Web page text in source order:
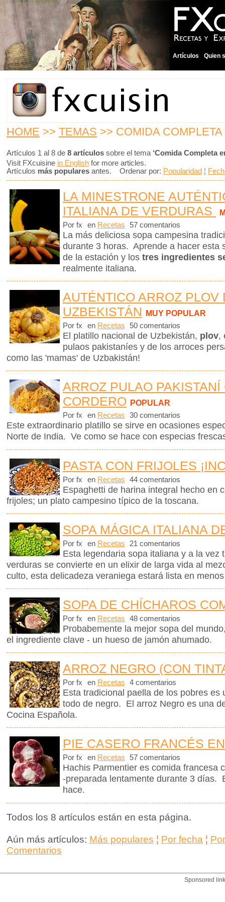
Artículos Quien
HOME >> TEMAS >> COMIDA
Artículos 1 al 8 de 8 artículos sobre el tema ‘Comida Completa
Visit FXcuisine in English for more articles.
Artículos más populares antes. Ordenar por: Popularidad ¦
LA MINESTRONE
ITALIANA DE VERDURAS
Por fx en Recetas 57 comentarios
La más deliciosa sopa campesina
durante 3 horas. Aprende a hacer esta
de la estación y los tres ingredientes
realmente italiana.
AUTÉNTICO ARROZ PLOV
UZBEKISTÁN MUY POPULAR
Por fx en Recetas 50 comentarios
El platillo nacional de Uzbekistán, plov,
pulaos pakistaníes y de los arroces
como las 'mamas' de Uzbakistán!
ARROZ PULAO PAKISTANÍ
CORDERO POPULAR
Por fx en Recetas 30 comentarios
Este extraordinario platillo se sirve en ocasiones
Norte de India. Ve como se hace con especias
PASTA CON FRIJOLES
Por fx en Recetas 44 comentarios
Espaghetti de harina integral hecho en
frijoles; un plato campesino típico de la toscana.
SOPA MÁGICA ITALIANA
Por fx en Recetas 21 comentarios
Esta legendaria sopa italiana y a la vez
verduras se convierte en un elixir de larga vida al
culto, esta delicadeza veraniega estará lista en
SOPA DE CHÍCHAROS
Por fx en Recetas 48 comentarios
Probabemente la mejor sopa del
el ingrediente clave - un hueso de jamón ahumado.
ARROZ NEGRO (CON
Por fx en Recetas 4 comentarios
Esta tradicional paella de los pobres es
todo de negro. El arroz Negro es una
Cocina Española.
PIE CASERO FRANCÉS
Por fx en Recetas 57 comentarios
Hachis Parmentier es comida francesa
-preparada lentamente durante 3 días.
hace.
Todos los 8 artículos están en esta página.
Aún más artículos: Más populares ¦ Por fecha ¦
Comentarios
Sponsored